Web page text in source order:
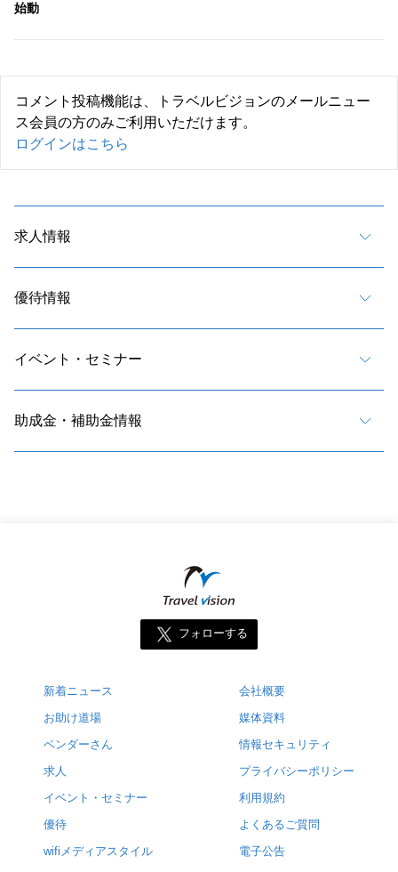
始動
コメント投稿機能は、トラベルビジョンのメールニュー
ス会員の方のみご利用いただけます。
ログインはこちら
求人情報
優待情報
イベント・セミナー
助成金・補助金情報
フォローする
新着ニュース
お助け道場
ベンダーさん
求人
イベント・セミナー
優待
wifiメディアスタイル
会社概要
媒体資料
情報セキュリティ
プライバシーポリシー
利用規約
よくあるご質問
電子公告